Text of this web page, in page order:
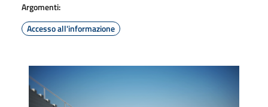
Argomenti:
Accesso all'informazione